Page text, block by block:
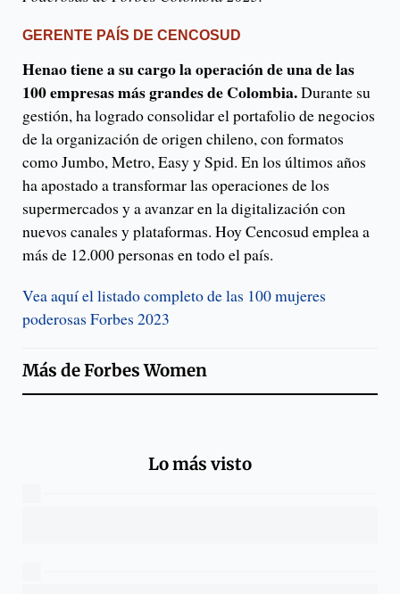
GERENTE PAÍS DE CENCOSUD
Henao tiene a su cargo la operación de una de las
100 empresas más grandes de Colombia.Durante su
gestión, ha logrado consolidar el portafolio de negocios
de la organización de origen chileno, con formatos
como Jumbo, Metro, Easy y Spid. En los últimos años
ha apostado a transformar las operaciones de los
supermercados y a avanzar en la digitalización con
nuevos canales y plataformas. Hoy Cencosud emplea a
más de 12.000 personas en todo el país.
Vea aquí el listado completo de las 100 mujeres
poderosas Forbes 2023
Más deForbes Women
Lo más visto